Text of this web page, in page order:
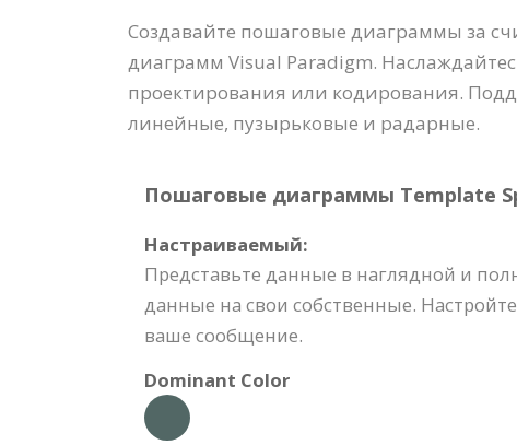
Создавайте пошаговые диаграммы за
диаграмм Visual Paradigm.
проектирования или кодирования.
линейные, пузырьковые и радарные.
Пошаговые диаграммы Template
Настраиваемый:
Представьте данные в наглядной и
данные на свои собственные.
ваше сообщение.
Dominant Color